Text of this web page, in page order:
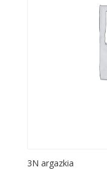
3N argazkia